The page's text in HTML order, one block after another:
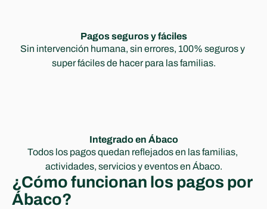
Pagos seguros y fáciles
Sin intervención humana, sin errores, 100% seguros y
super fáciles de hacer para las familias.
Integrado en Ábaco
Todos los pagos quedan reflejados en las familias,
actividades, servicios y eventos en Ábaco.
¿Cómo funcionan los pagos por
Ábaco?